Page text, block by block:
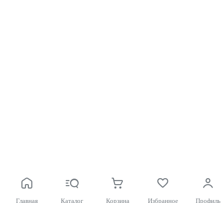
Главная Каталог Корзина Избранное Профиль